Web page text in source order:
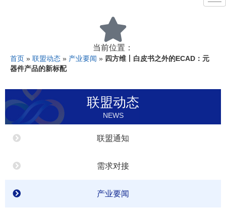
当前位置：
首页 » 联盟动态 » 产业要闻 » 四方维丨白皮书之外的ECAD：元
器件产品的新标配
联盟动态
NEWS
联盟通知
需求对接
产业要闻